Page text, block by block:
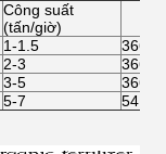
Công suất
(tấn/giờ)
1-1.5
2-3
3-5
5-7